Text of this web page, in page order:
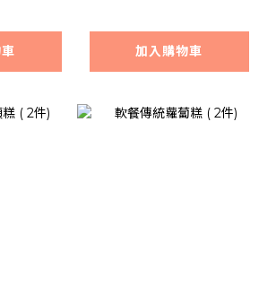
加入購物車